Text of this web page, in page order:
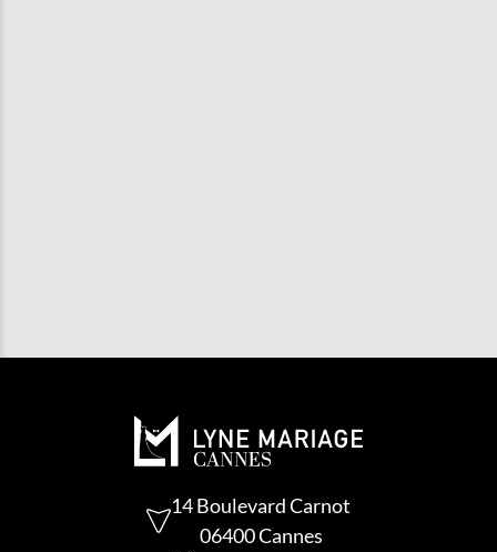
14 Boulevard Carnot
06400 Cannes